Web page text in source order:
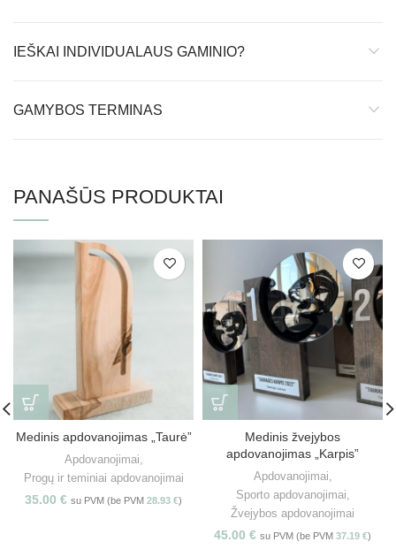
IEŠKAI INDIVIDUALAUS GAMINIO?
GAMYBOS TERMINAS
PANAŠŪS PRODUKTAI
Medinis apdovanojimas „Taurė”
Apdovanojimai
Progų ir teminiai apdovanojimai
35.00 € su PVM (be PVM 28.93 €)
Medinis žvejybos
apdovanojimas „Karpis”
Apdovanojimai
Sporto apdovanojimai
Žvejybos apdovanojimai
45.00 € su PVM (be PVM 37.19 €)